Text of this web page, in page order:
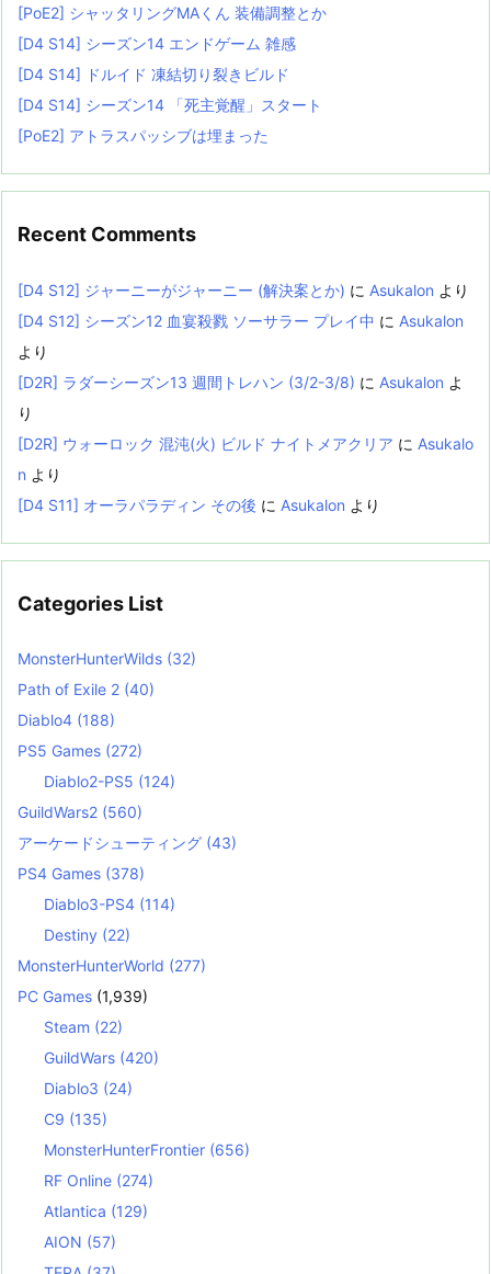
[PoE2] シャッタリングMAくん 装備調整とか
[D4 S14] シーズン14 エンドゲーム 雑感
[D4 S14] ドルイド 凍結切り裂きビルド
[D4 S14] シーズン14 「死主覚醒」スタート
[PoE2] アトラスパッシブは埋まった
Recent Comments
[D4 S12] ジャーニーがジャーニー (解決案とか) に Asukalon より
[D4 S12] シーズン12 血宴殺戮 ソーサラー プレイ中 に Asukalon
より
[D2R] ラダーシーズン13 週間トレハン (3/2-3/8) に Asukalon よ
り
[D2R] ウォーロック 混沌(火) ビルド ナイトメアクリア に Asukalo
n より
[D4 S11] オーラパラディン その後 に Asukalon より
Categories List
MonsterHunterWilds (32)
Path of Exile 2 (40)
Diablo4 (188)
PS5 Games (272)
Diablo2-PS5 (124)
GuildWars2 (560)
アーケードシューティング (43)
PS4 Games (378)
Diablo3-PS4 (114)
Destiny (22)
MonsterHunterWorld (277)
PC Games (1,939)
Steam (22)
GuildWars (420)
Diablo3 (24)
C9 (135)
MonsterHunterFrontier (656)
RF Online (274)
Atlantica (129)
AION (57)